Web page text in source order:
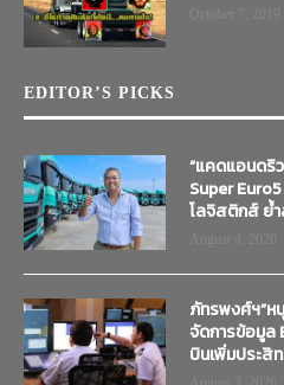
EDITOR’S PICKS
“แคดแอนดริ
Super
โลจิสติกส์ ย้
ภัทรพงศ์ฯ”ห
จัดการข้อมูล
บินเพิ่มประสิ